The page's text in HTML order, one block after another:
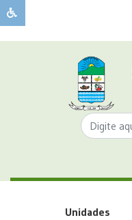
Sobre
Sobre
Unidades